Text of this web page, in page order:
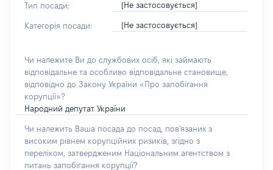
Тип посади: [Не застосовується]
Категорія посади: [Не застосовується]
Чи належите Ви до службових осіб, які займають
відповідальне та особливо відповідальне становище,
відповідно до Закону України «Про запобігання
корупції»?
Народний депутат України
Чи належить Ваша посада до посад, пов'язаних з
високим рівнем корупційних ризиків, згідно з
переліком, затвердженим Національним агентством з
питань запобігання корупції?